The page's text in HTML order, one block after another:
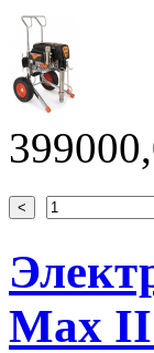
Max II